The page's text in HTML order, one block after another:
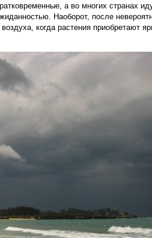
а во многих странах
Наоборот, после
когда растения приобретают